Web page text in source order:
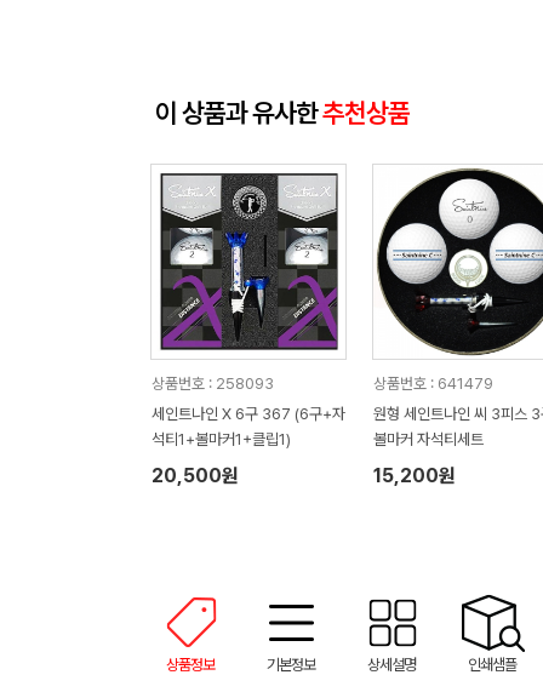
이 상품과 유사한추천상품
상품번호 : 258093
세인트나인 X 6구 367 (6구+자
석티1+볼마커1+클립1)
20,500원
상품번호 : 641479
원형 세인트나인 씨 3피스 3
볼마커 자석티세트
15,200원
상품정보 기본정보 상세설명 인쇄샘플